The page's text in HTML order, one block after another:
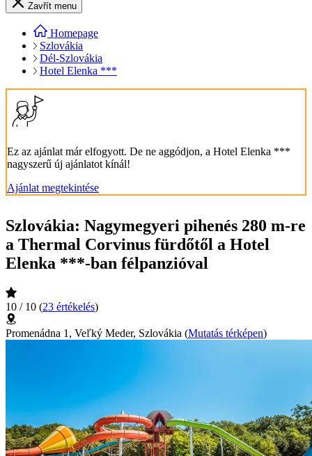
Zavřít menu
Homepage
Szlovákia
Dél-Szlovákia
Hotel Elenka ***
Ez az ajánlat már elfogyott. De ne aggódjon, a Hotel Elenka ***
nagyszerű új ajánlatot kínál!
Ajánlat megtekintése
Szlovákia: Nagymegyeri pihenés 280 m-re
a Thermal Corvinus fürdőtől a Hotel
Elenka ***-ban félpanzióval
10 / 10 (23 értékelés)
Promenádna 1, Veľký Meder, Szlovákia (Mutatás térképen)